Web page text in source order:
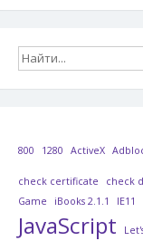
800 1280 ActiveX
check certificate check
Game
iBooks 2.1.1 IE11
JavaScript